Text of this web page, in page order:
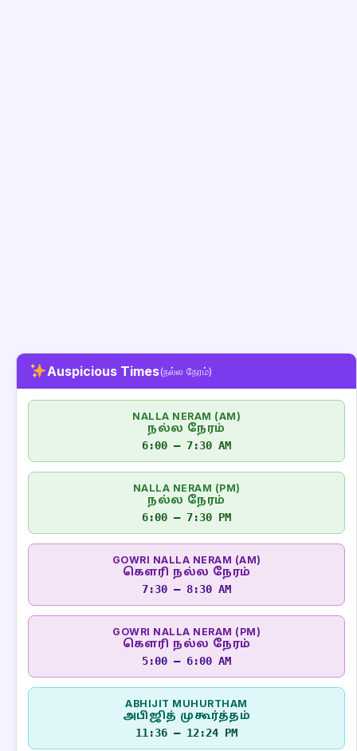
Auspicious Times(நல்ல நேரம்)
NALLA NERAM (AM)
நல்ல நேரம்
6:00 – 7:30 AM
NALLA NERAM (PM)
நல்ல நேரம்
6:00 – 7:30 PM
GOWRI NALLA NERAM (AM)
கௌரி நல்ல நேரம்
7:30 – 8:30 AM
GOWRI NALLA NERAM (PM)
கௌரி நல்ல நேரம்
5:00 – 6:00 AM
ABHIJIT MUHURTHAM
அபிஜித் முகூர்த்தம்
11:36 – 12:24 PM